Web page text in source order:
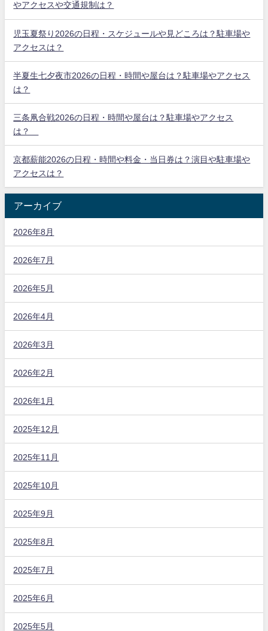
やアクセスや交通規制は？
児玉夏祭り2026の日程・スケジュールや見どころは？駐車場や
アクセスは？
半夏生七夕夜市2026の日程・時間や屋台は？駐車場やアクセス
は？
三条凧合戦2026の日程・時間や屋台は？駐車場やアクセス
は？
京都薪能2026の日程・時間や料金・当日券は？演目や駐車場や
アクセスは？
アーカイブ
2026年8月
2026年7月
2026年5月
2026年4月
2026年3月
2026年2月
2026年1月
2025年12月
2025年11月
2025年10月
2025年9月
2025年8月
2025年7月
2025年6月
2025年5月